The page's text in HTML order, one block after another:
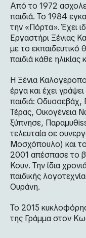
Από το 1972
παιδιά. Το 1984
την «Πόρτα». Έχει
Εργαστήρι Ξένιας
με το εκπαιδευτικό
παιδιά κάθε ηλικίας
Η Ξένια
έργα και έχει
παιδιά: Οδυσσεβάχ,
Τέρας, Οικογένεια
ξύπνησε,
τελευταία σε
Μοσχόπουλο) και το
2001 απέσπασε το
Κουν. Την ίδια
παιδικής
Ουράνη.
Το 2015
της Γράμμα στον